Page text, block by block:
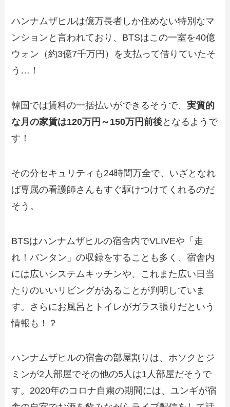
ハンナムザヒルは億万長者しか住めない特別なマ
ンションと言われており、BTSはこの一室を40億
ウォン（約3億7千万円）を支払って借りていたそ
う…！
韓国では賃料の一括払いができるそうで、実質的
な月の家賃は120万円～150万円前後となるようで
す！
その分セキュリティも24時間万全で、いざとなれ
ば専属の看護師さんもすぐ駆けつけてくれるのだ
そう。
BTSはハンナムザヒルの宿舎内でVLIVEや「走
れ！バンタン」の収録をすることも多く、宿舎内
には広いシステムキッチンや、これまた広い日当
たりのいいリビングがあることが判明していま
す。さらにお風呂とトイレがガラス張りだという
情報も！？
ハンナムザヒルの宿舎の部屋割りは、ホソクとジ
ミンが2人部屋でその他の5人は1人部屋だそうで
す。2020年のコロナ自粛の期間には、ユンギが宿